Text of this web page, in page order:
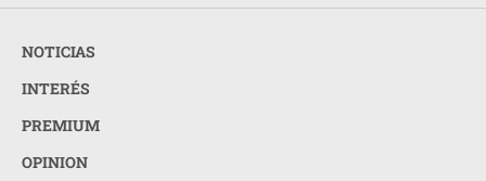
NOTICIAS
INTERÉS
PREMIUM
OPINION